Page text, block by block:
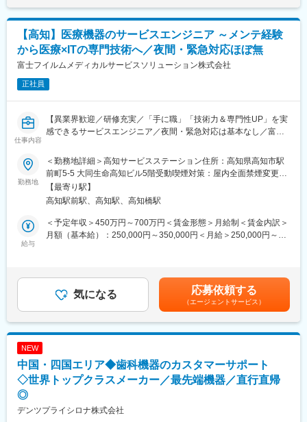
展示会や体験イベントなどを企画し、来場された方に商品を体験
してもらう
健康に関する相談を受けていただきます。
など、人と直接関わりながら製品の魅力を伝える仕事です。
「人前で話すのが好き」「イベントが好き」な方は特に活躍でき
ます。
■働く環境：
営業未経験の方でも安心して成長いただける環境です。実際に、
営業未経験からスタートした社員も多く在籍しています。商品知
ポートいただけます。また慣れるまでは同行営業いたします。
■当社の製品（一部抜粋）：
マッサージチェア：人気のコンパクトモデルから豊富な機能を備
▽SYNCA（シンカ）上質で健康なライフスタイルを提案する美容
健康ブランドhttps://www.synca-wellness.jp/
台湾上場企業のジョンソンヘルステック社が親会社（100％出
資）です。海外資本も取り入れ、グローバル展開を進めておりま
す。また70年の歴史がある中で、現代のライフスタイルに溶け込
む新ブランドを展開するなど、成長を続けております。
（2）成長が見込める業界：
セルフケア需要‘が高まっております。当社ではマッサージチェア
を主力に機能性×デザイン性を兼ね備えた製品ラインナップ強化に
努めております。
変更の範囲：会社の定める業務
めた表記です。
【高知】医療機器のサービスエンジニア ～メンテ経験
から医療×ITの専門技術へ／夜間・緊急対応ほぼ無
富士フイルムメディカルサービスソリューション株式会社
正社員
仕事内容
【異業界歓迎／研修充実／「手に職」「技術力＆専門性UP」を実
感できるサービスエンジニア／夜間・緊急対応は基本なし／富士
■職務内容：
富士フイルムグループが提供する医療機器の設置・保守・技術サ
ポートを担当いただきます。
既に導入されているクリニックを中心に、オンコール呼び出しを
含み1日2～3件程度の訪問で、点検・メンテナンス・不具合対応
を行います。
■職務内容詳細：
主にCR（デジタル画像診断システム・エックスレイフィルム自動
らサービス＆サポートするポジションです。 サポート＆サービス
の品質を高め、お客様にご提案することで、お客様からの信頼や
■研修制度について：
勤務地
＜勤務地詳細＞高知サービスステーション住所：高知県高知市駅
前町5-5 大同生命高知ビル5階受動喫煙対策：屋内全面禁煙変更の
範囲：会社の定める事業所（リモートワーク含む）
【最寄り駅】
高知駅前駅、高知駅、高知橋駅
給与
＜予定年収＞450万円～700万円＜賃金形態＞月給制＜賃金内訳＞
月額（基本給）：250,000円～350,000円＜月給＞250,000円～
気になる 応募依頼する
（エージェントサービス）
NEW
中国・四国エリア◆歯科機器のカスタマーサポート
◇世界トップクラスメーカー／最先端機器／直行直帰
◎
デンツプライシロナ株式会社